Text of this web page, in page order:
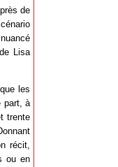
de
Lisa
les
part, à
trente
récit,
ou en